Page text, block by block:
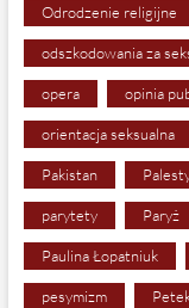
Odrodzenie religijne
odszkodowania za
opera opinia
orientacja seksualna
Pakistan
parytety Paryż
Paulina Łopatniuk
pesymizm